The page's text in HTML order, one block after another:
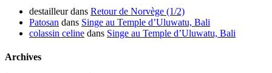
destailleurdans Retour de Norvège (1/2)
Patosan dans Singe au Temple d’Uluwatu, Bali
colassin celine dans Singe au Temple d’Uluwatu, Bali
Archives